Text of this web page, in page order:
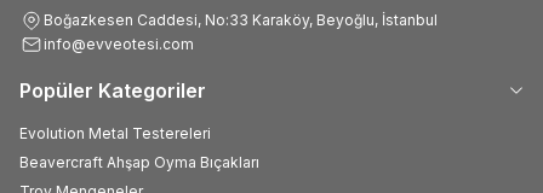
Boğazkesen Caddesi, No:33 Karaköy, Beyoğlu, İstanbul
info@evveotesi.com
Popüler Kategoriler
Evolution Metal Testereleri
Beavercraft Ahşap Oyma Bıçakları